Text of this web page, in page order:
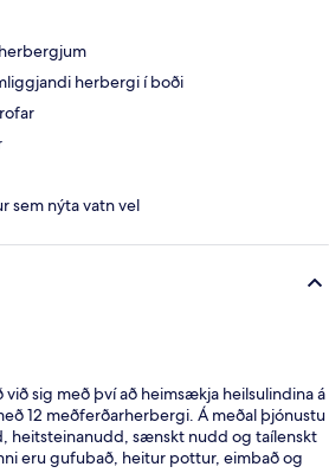
herbergi í boði
sem nýta vatn vel
sig með því að heimsækja heilsulindina á
12 meðferðarherbergi. Á meðal þjónustu
heitsteinanudd, sænskt nudd og taílenskt
eru gufubað, heitur pottur, eimbað og